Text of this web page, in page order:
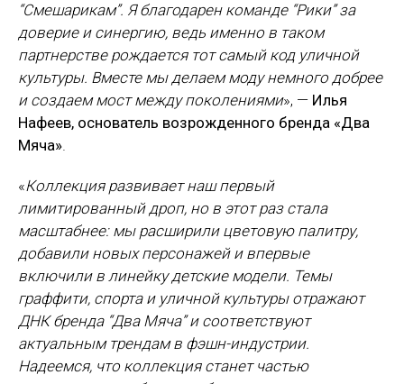
“Смешарикам”. Я благодарен команде “Рики” за
доверие и синергию, ведь именно в таком
партнерстве рождается тот самый код уличной
культуры. Вместе мы делаем моду немного добрее
и создаем мост между поколениями», — Илья
Нафеев, основатель возрожденного бренда «Два
Мяча».
«Коллекция развивает наш первый
лимитированный дроп, но в этот раз стала
масштабнее: мы расширили цветовую палитру,
добавили новых персонажей и впервые
включили в линейку детские модели. Темы
граффити, спорта и уличной культуры отражают
ДНК бренда “Два Мяча” и соответствуют
актуальным трендам в фэшн-индустрии.
Надеемся, что коллекция станет частью